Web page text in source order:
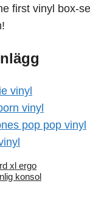
first vinyl box-
vinyl
vinyl
pop pop vinyl
xl ergo
konsol